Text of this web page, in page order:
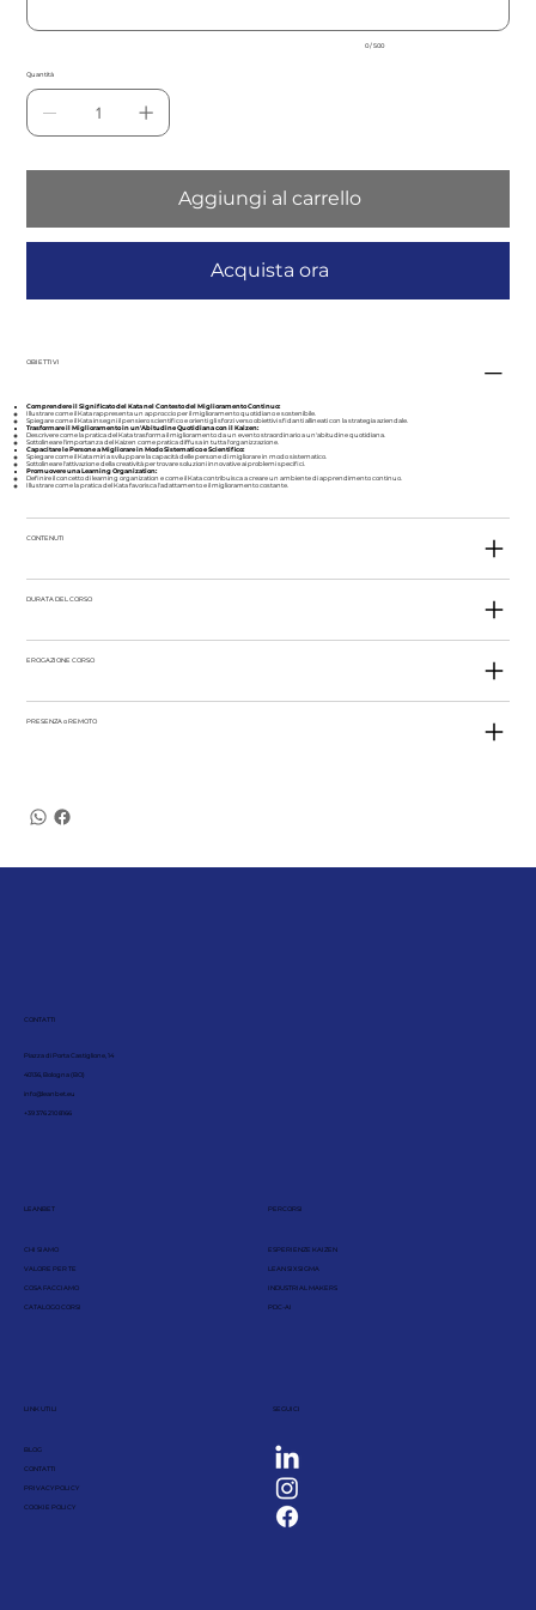
0 / 500
Quantità
Aggiungi al carrello
Acquista ora
OBIETTIVI
Comprendere il Significato del Kata nel Contesto del Miglioramento Continuo:
Illustrare come il Kata rappresenta un approccio per il miglioramento quotidiano e sostenibile.
Spiegare come il Kata insegni il pensiero scientifico e orienti gli sforzi verso obiettivi sfidanti allineati con la strategia aziendale.
Trasformare il Miglioramento in un'Abitudine Quotidiana con il Kaizen:
Descrivere come la pratica del Kata trasforma il miglioramento da un evento straordinario a un'abitudine quotidiana.
Sottolineare l'importanza del Kaizen come pratica diffusa in tutta l'organizzazione.
Capacitare le Persone a Migliorare in Modo Sistematico e Scientifico:
Spiegare come il Kata miri a sviluppare la capacità delle persone di migliorare in modo sistematico.
Sottolineare l'attivazione della creatività per trovare soluzioni innovative ai problemi specifici.
Promuovere una Learning Organization:
Definire il concetto di learning organization e come il Kata contribuisca a creare un ambiente di apprendimento continuo.
Illustrare come la pratica del Kata favorisca l'adattamento e il miglioramento costante.
CONTENUTI
DURATA DEL CORSO
EROGAZIONE CORSO
PRESENZA o REMOTO
CONTATTI
Piazza di Porta Castiglione, 14
40136, Bologna (BO)
info@leanbet.eu
+39 376 210 8166
LEANBET
CHI SIAMO
VALORE PER TE
COSA FACCIAMO
CATALOGO CORSI
PERCORSI
ESPERIENZE KAIZEN
LEAN SIX SIGMA
INDUSTRIAL MAKERS
PDC-AI
LINK UTILI
BLOG
CONTATTI
PRIVACY POLICY
COOKIE POLICY
SEGUICI